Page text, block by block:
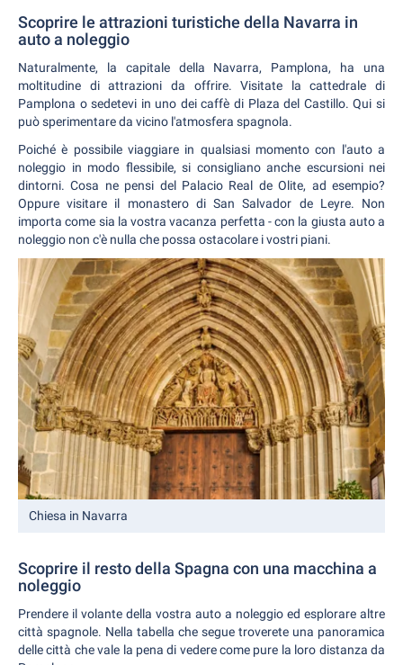
Scoprire le attrazioni turistiche della Navarra in
auto a noleggio
Naturalmente, la capitale della Navarra, Pamplona, ha una
moltitudine di attrazioni da offrire. Visitate la cattedrale di
Pamplona o sedetevi in uno dei caffè di Plaza del Castillo. Qui si
può sperimentare da vicino l'atmosfera spagnola.
Poiché è possibile viaggiare in qualsiasi momento con l'auto a
noleggio in modo flessibile, si consigliano anche escursioni nei
dintorni. Cosa ne pensi del Palacio Real de Olite, ad esempio?
Oppure visitare il monastero di San Salvador de Leyre. Non
importa come sia la vostra vacanza perfetta - con la giusta auto a
noleggio non c'è nulla che possa ostacolare i vostri piani.
Chiesa in Navarra
Scoprire il resto della Spagna con una macchina a
noleggio
Prendere il volante della vostra auto a noleggio ed esplorare altre
città spagnole. Nella tabella che segue troverete una panoramica
delle città che vale la pena di vedere come pure la loro distanza da